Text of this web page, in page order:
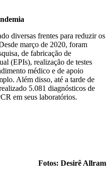
diversas frentes para reduzir os
março de 2020, foram
de fabricação de
(EPIs), realização de testes
médico e de apoio
Além disso, até a tarde de
5.081 diagnósticos de
em seus laboratórios.
Fotos: Desirê Allram